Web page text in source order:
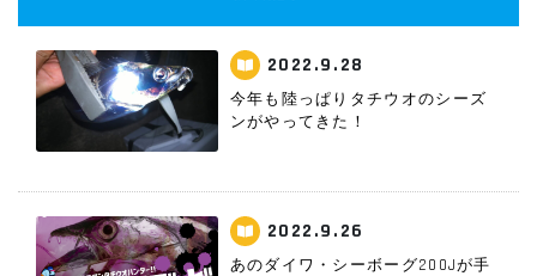
2022.9.28
今年も陸っぱりタチウオのシーズ
ンがやってきた！
2022.9.26
あのダイワ・シーボーグ200Jが手